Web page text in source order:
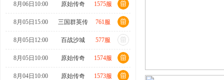
8月06日10:00 原始传奇 1575服
8月05日15:00 三国群英传 761服
8月05日12:00 百战沙城 577服
8月05日10:00 原始传奇 1574服
8月04日10:00 原始传奇 1573服